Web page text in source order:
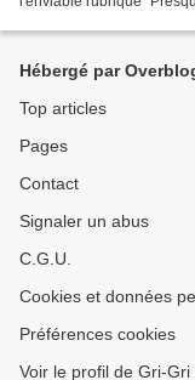
Hébergé par
Top articles
Pages
Contact
Signaler un abus
C.G.U.
Cookies et données
Préférences cookies
Voir le profil de Gri-